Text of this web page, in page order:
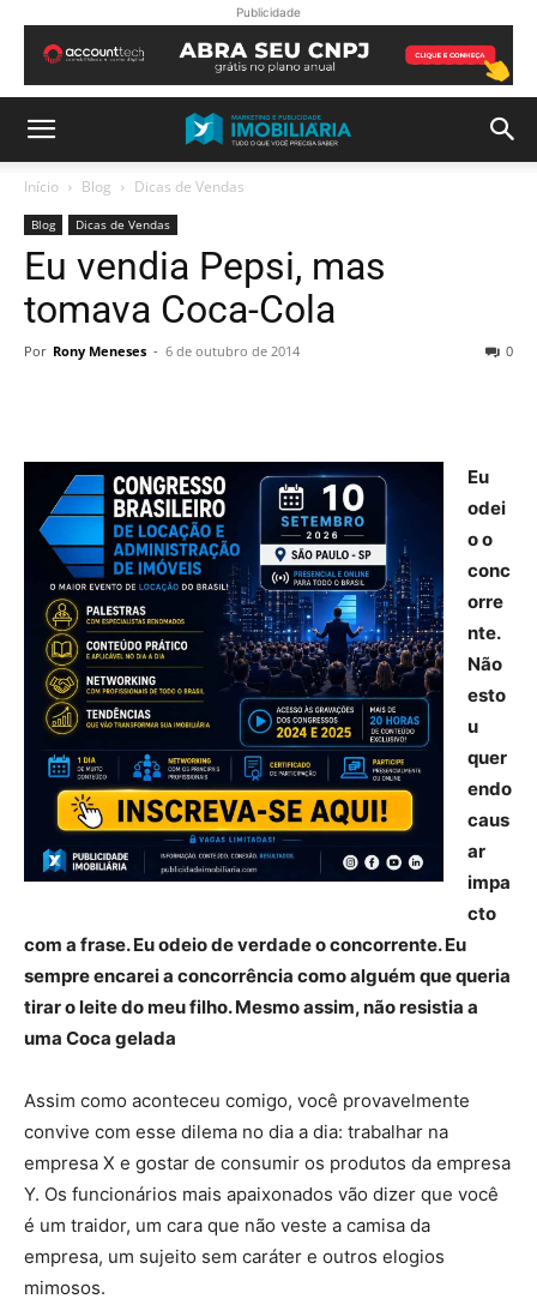
Publicidade
Início Blog Dicas de Vendas
Blog Dicas de Vendas
Eu vendia Pepsi, mas
tomava Coca-Cola
Por Rony Meneses - 6 de outubro de 2014 0
Eu
odei
o o
conc
orre
nte.
Não
esto
u
quer
endo
caus
ar
impa
cto
com a frase. Eu odeio de verdade o concorrente. Eu
sempre encarei a concorrência como alguém que queria
tirar o leite do meu filho. Mesmo assim, não resistia a
uma Coca gelada
Assim como aconteceu comigo, você provavelmente
convive com esse dilema no dia a dia: trabalhar na
empresa X e gostar de consumir os produtos da empresa
Y. Os funcionários mais apaixonados vão dizer que você
é um traidor, um cara que não veste a camisa da
empresa, um sujeito sem caráter e outros elogios
mimosos.